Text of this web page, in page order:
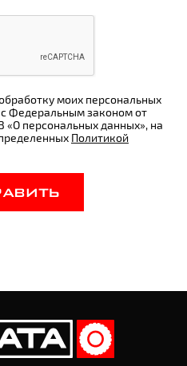
моих персональных
с Федеральным законом от
«О персональных данных», на
Политикой